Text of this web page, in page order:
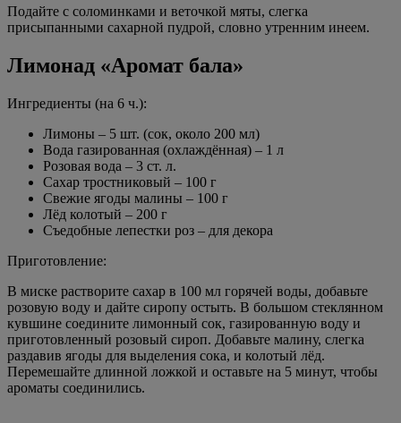
Подайте с соломинками и веточкой мяты, слегка
присыпанными сахарной пудрой, словно утренним инеем.
Лимонад «Аромат бала»
Ингредиенты (на 6 ч.):
Лимоны – 5 шт. (сок, около 200 мл)
Вода газированная (охлаждённая) – 1 л
Розовая вода – 3 ст. л.
Сахар тростниковый – 100 г
Свежие ягоды малины – 100 г
Лёд колотый – 200 г
Съедобные лепестки роз – для декора
Приготовление:
В миске растворите сахар в 100 мл горячей воды, добавьте
розовую воду и дайте сиропу остыть. В большом стеклянном
кувшине соедините лимонный сок, газированную воду и
приготовленный розовый сироп. Добавьте малину, слегка
раздавив ягоды для выделения сока, и колотый лёд.
Перемешайте длинной ложкой и оставьте на 5 минут, чтобы
ароматы соединились.